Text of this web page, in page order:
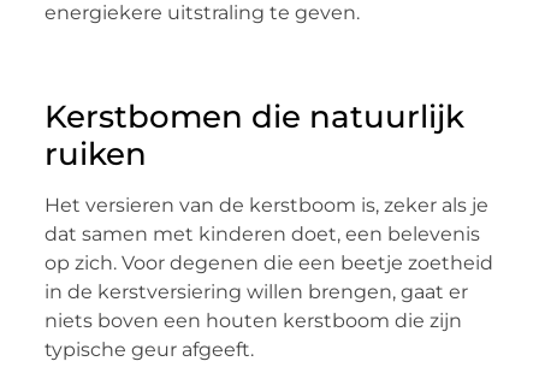
energiekere uitstraling te geven.
Kerstbomen die natuurlijk
ruiken
Het versieren van de kerstboom is, zeker als je
dat samen met kinderen doet, een belevenis
op zich. Voor degenen die een beetje zoetheid
in de kerstversiering willen brengen, gaat er
niets boven een houten kerstboom die zijn
typische geur afgeeft.